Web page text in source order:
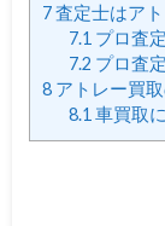
7査定士はアト
7.1 プロ査
7.2 プロ査
8アトレー買
8.1 車買取